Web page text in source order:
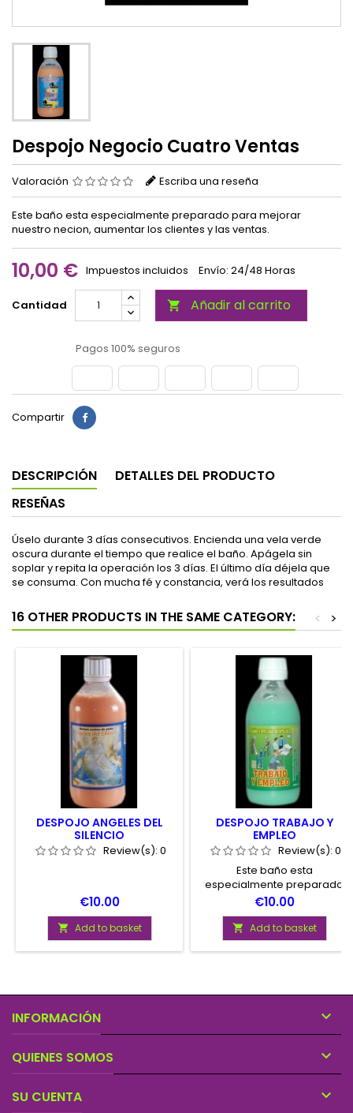
Despojo Negocio Cuatro Ventas
Valoración Escriba una reseña
Este baño esta especialmente preparado para mejorar
nuestro necion, aumentar los clientes y las ventas.
10,00 € Impuestos incluidos Envío: 24/48 Horas
Cantidad  Añadir al carrito
Pagos 100% seguros
Compartir
DESCRIPCIÓN
DETALLES DEL PRODUCTO
RESEÑAS
Úselo durante 3 días consecutivos. Encienda una vela verde
oscura durante el tiempo que realice el baño. Apágela sin
soplar y repita la operación los 3 días. El último día déjela que
se consuma. Con mucha fé y constancia, verá los resultados
16 OTHER PRODUCTS IN THE SAME CATEGORY: >
<
DESPOJO ANGELES DEL
SILENCIO
Review(s): 0
Price
€10.00
 Add to basket
DESPOJO TRABAJO Y
EMPLEO
Review(s): 0
Este baño esta
especialmente preparado
para mejorar nuestra vida
laboral, conseguir mejor
trabajo, etc.
Price
€10.00
 Add to basket
INFORMACIÓN 
QUIENES SOMOS 
SU CUENTA 